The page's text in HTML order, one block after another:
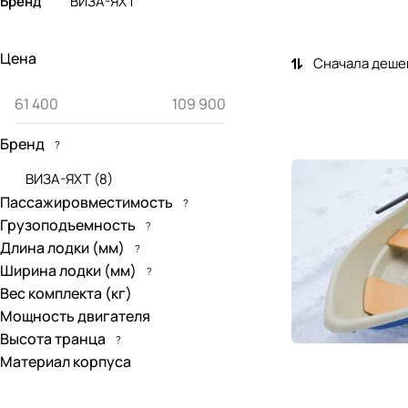
Сначала
Цена
Бренд ?
ВИЗА-ЯХТ (8)
Пассажировместимость ?
Грузоподъемность ?
Длина лодки (мм) ?
Ширина лодки (мм) ?
Вес комплекта (кг)
Мощность двигателя
Высота транца
?
Материал корпуса